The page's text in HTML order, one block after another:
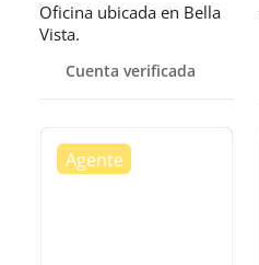
Oficina ubicada en Bella
Vista.
Cuenta verificada